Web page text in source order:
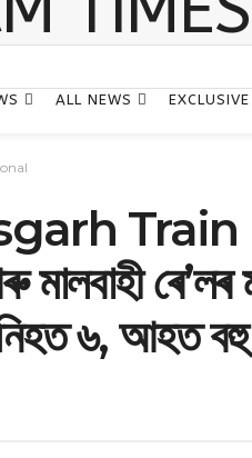
ALL NEWS EXCLUSIVE
Train
মালবাহী
নিহত ৬, আহত